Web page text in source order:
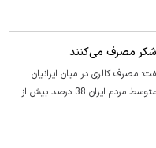
مصرف کالری در میان ایرانیان
حدود 50 درصد بیش از حد مجاز است و به طور متوسط مردم ایران 38 درصد بیش از